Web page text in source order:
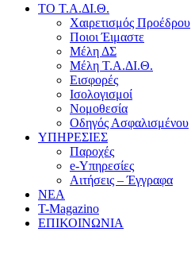
ΤΟ Τ.Α.ΔΙ.Θ.
Χαιρετισμός Προέδρου
Ποιοι Έιμαστε
Μέλη ΔΣ
Μέλη Τ.Α.ΔΙ.Θ.
Εισφορές
Ισολογισμοί
Νομοθεσία
Οδηγός Ασφαλισμένου
ΥΠΗΡΕΣΙΕΣ
Παροχές
e-Yπηρεσίες
Αιτήσεις – Έγγραφα
ΝΕΑ
T-Magazino
ΕΠΙΚΟΙΝΩΝΙΑ